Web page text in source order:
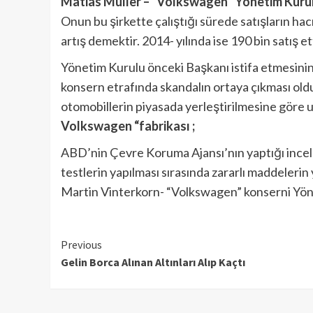
Onun bu şirkette çalıştığı sürede satışların
artış demektir. 2014- yılında ise 190 bin satış
Yönetim Kurulu önceki Başkanı istifa
konsern etrafında skandalın ortaya çıkması
otomobillerin piyasada yerleştirilmesine göre
Volkswagen “fabrikası ;
ABD’nin Çevre Koruma Ajansı’nın yaptığı
testlerin yapılması sırasında zararlı
Martin Vinterkorn- “Volkswagen” konserni
Continue
Reading
Previous
Gelin Borca Alınan Altınları Alıp Kaçtı